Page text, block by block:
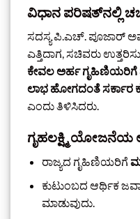
ವಿಧಾನ ಪರಿಷತ್‌ನಲ್ಲಿ
ಸದಸ್ಯ ಪಿ.ಎಚ್. ಪೂಜಾರ್
ಎತ್ತಿದಾಗ, ಸಚಿವರು
ಕೇವಲ ಅರ್ಹ ಗೃಹಿಣಿಯರಿಗೆ
ಲಾಭ ಹೋಗದಂತೆ ಸರ್ಕಾರ
ಎಂದು ತಿಳಿಸಿದರು.
ಗೃಹಲಕ್ಷ್ಮಿ ಯೋಜನೆಯ
ರಾಜ್ಯದ ಗೃಹಿಣಿಯರಿಗೆ
ಕುಟುಂಬದ ಆರ್ಥಿಕ
ಮಾಡುವುದು.